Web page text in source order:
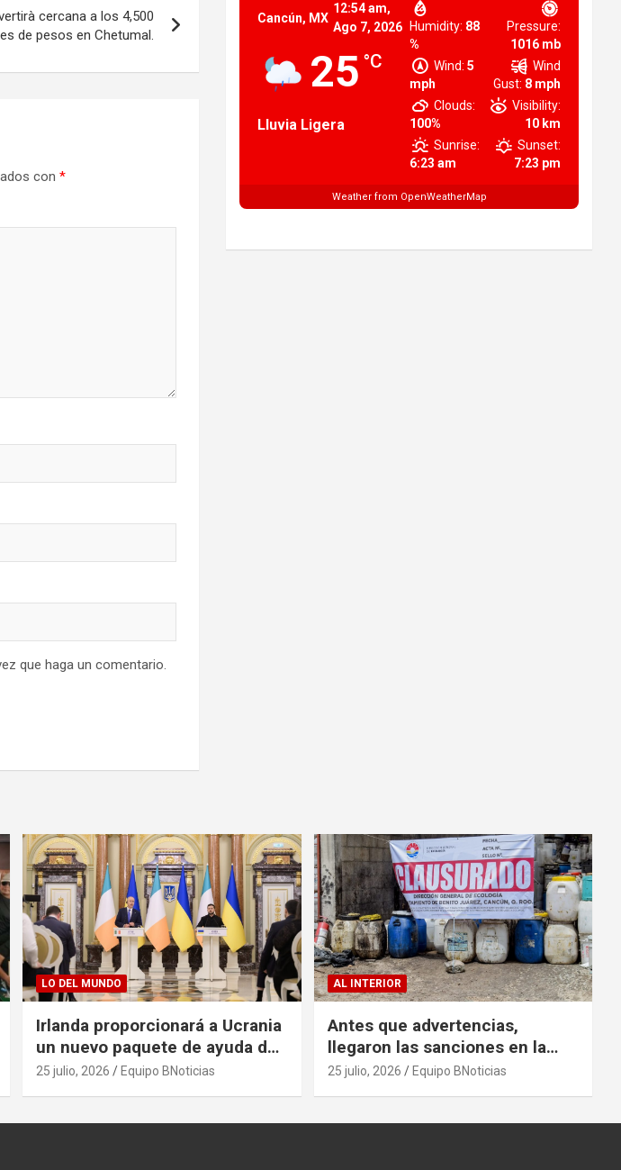
cercana a los 4,500
de pesos en Chetumal.
con *
que haga un comentario.
Cancún, MX
12:54 am,
Ago 7, 2026
25 °C
Lluvia Ligera
Humidity: 88
%
Pressure:
1016 mb
Wind: 5
mph
Wind
Gust: 8 mph
Clouds:
100%
Visibility:
10 km
Sunrise:
6:23 am
Sunset:
7:23 pm
Weather from OpenWeatherMap
LO DEL MUNDO
Irlanda proporcionará a Ucrania
un nuevo paquete de ayuda de
125 millones de euros
25 julio, 2026 Equipo BNoticias
AL INTERIOR
Antes que advertencias,
llegaron las sanciones en la
colonia El Milagro
25 julio, 2026 Equipo BNoticias